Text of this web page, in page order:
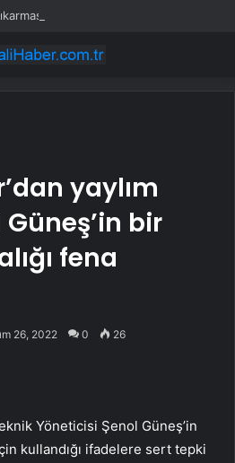
yaylım
bir
fena
26, 2022 0 26
Yöneticisi Şenol Güneş’in
kullandığı ifadelere sert tepki